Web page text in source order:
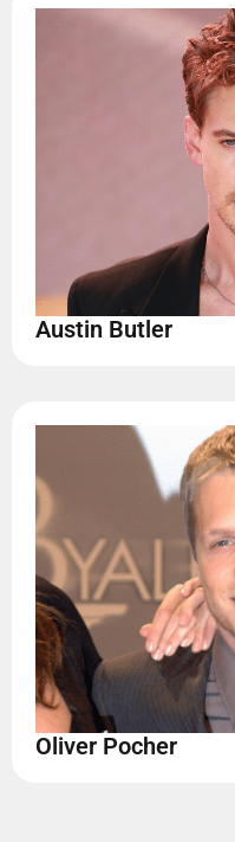
Austin Butler
Oliver Pocher